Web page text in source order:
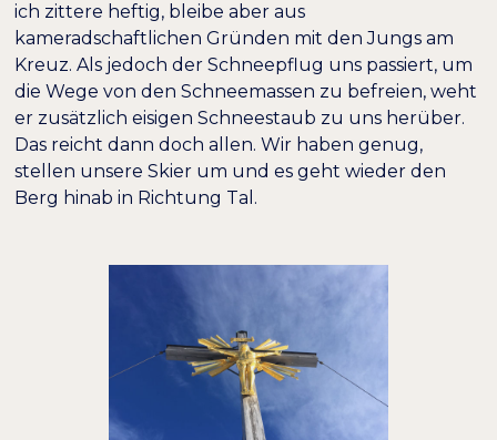
ich zittere heftig, bleibe aber aus
kameradschaftlichen Gründen mit den Jungs am
Kreuz. Als jedoch der Schneepflug uns passiert, um
die Wege von den Schneemassen zu befreien, weht
er zusätzlich eisigen Schneestaub zu uns herüber.
Das reicht dann doch allen. Wir haben genug,
stellen unsere Skier um und es geht wieder den
Berg hinab in Richtung Tal.